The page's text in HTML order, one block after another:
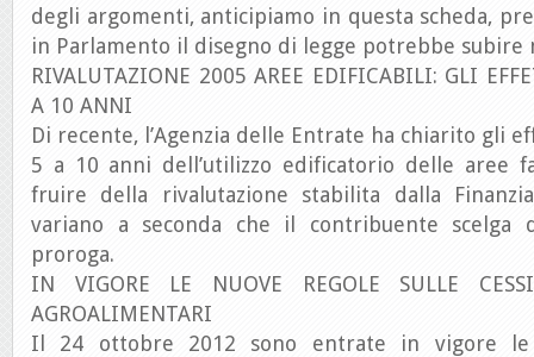
degli argomenti, anticipiamo in questa scheda,
in Parlamento il disegno di legge potrebbe subire
RIVALUTAZIONE 2005 AREE EDIFICABILI: GLI
A 10 ANNI
Di recente, l’Agenzia delle Entrate ha chiarito gli
5 a 10 anni dell’utilizzo edificatorio delle aree
fruire della rivalutazione stabilita dalla
variano a seconda che il contribuente
proroga.
IN VIGORE LE NUOVE REGOLE SULLE
AGROALIMENTARI
Il 24 ottobre 2012 sono entrate in vigore le